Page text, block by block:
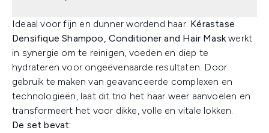
Ideaal voor fijn en dunner wordend haar. Kérastase
Densifique Shampoo, Conditioner and Hair Maskwerkt
in synergie om te reinigen, voeden en diep te
hydrateren voor ongeëvenaarde resultaten. Door
gebruik te maken van geavanceerde complexen en
technologieën, laat dit trio het haar weer aanvoelen en
transformeert het voor dikke, volle en vitale lokken.
De set bevat: